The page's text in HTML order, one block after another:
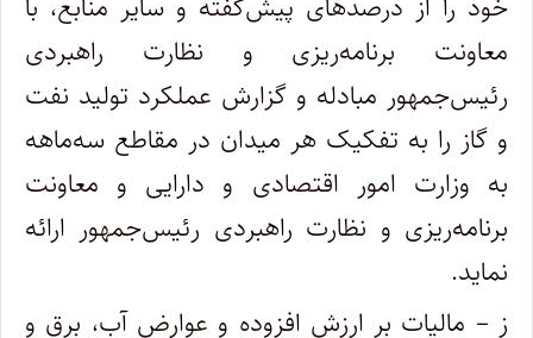
معاونت برنامه‌ریزی و نظارت راهبردی
رئیس‌جمهور مبادله و گزارش عملکرد تولید نفت
و گاز را به تفکیک هر میدان در مقاطع سه‌ماهه
به وزارت امور اقتصادی و دارایی و معاونت
برنامه‌ریزی و نظارت راهبردی رئیس‌جمهور ارائه
نماید.
ز – مالیات بر ارزش افزوده و عوارض آب، برق و